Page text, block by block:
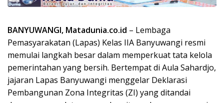
BANYUWANGI, Matadunia.co.id – Lembaga
Pemasyarakatan (Lapas) Kelas IIA Banyuwangi resmi
memulai langkah besar dalam memperkuat tata kelola
pemerintahan yang bersih. Bertempat di Aula Sahardjo,
jajaran Lapas Banyuwangi menggelar Deklarasi
Pembangunan Zona Integritas (ZI) yang ditandai